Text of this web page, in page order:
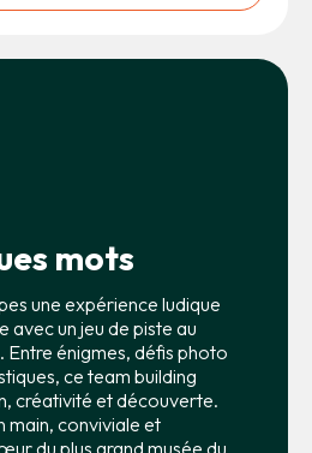
mots
une expérience ludique
avec un jeu de piste au
Entre énigmes, défis photo
ce team building
créativité et découverte.
main, conviviale et